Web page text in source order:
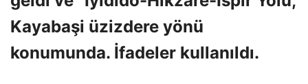
Kayabaşi üzizdere yönü
konumunda. İfadeler kullanıldı.